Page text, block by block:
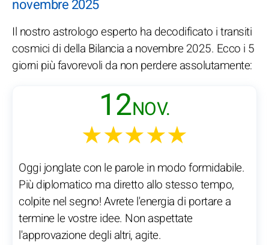
novembre 2025
Il nostro astrologo esperto ha decodificato i transiti
cosmici di della Bilancia a novembre 2025. Ecco i 5
giorni più favorevoli da non perdere assolutamente:
12NOV.
★★★★★
Oggi jonglate con le parole in modo formidabile.
Più diplomatico ma diretto allo stesso tempo,
colpite nel segno! Avrete l'energia di portare a
termine le vostre idee. Non aspettate
l'approvazione degli altri, agite.